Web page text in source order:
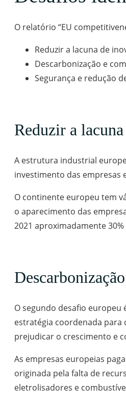
O relatório “EU
Reduzir a lacuna de
Descarbonização e
Segurança e redução
Reduzir a
A estrutura industrial
investimento das empresas
O continente europeu tem
o aparecimento das
2021 aproximadamente
O segundo desafio
estratégia coordenada para
prejudicar o crescimento e
As empresas europeias
originada pela falta de
eletrolisadores e